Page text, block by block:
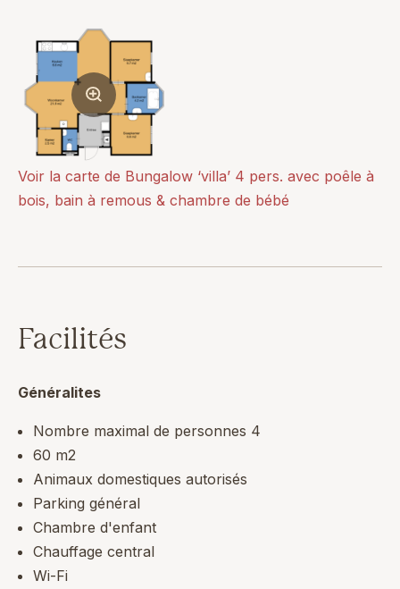
Voir la carte de Bungalow ‘villa’ 4 pers. avec poêle à
bois, bain à remous & chambre de bébé
Facilités
Généralites
Nombre maximal de personnes 4
60 m2
Animaux domestiques autorisés
Parking général
Chambre d'enfant
Chauffage central
Wi-Fi